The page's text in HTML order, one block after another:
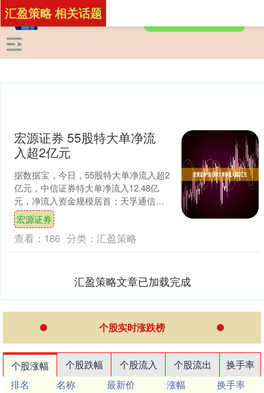
汇盈策略 相关话题
宏源证券 55股特大单净流
入超2亿元
据数据宝，今日，55股特大单净流入超2
亿元，中信证券特大单净流入12.48亿
元，净流入资金规模居首；天孚通信特
大单净流入资金12.08亿元，位列第二；
净流入资金....
宏源证券
查看： 186 分类： 汇盈策略
汇盈策略文章已加载完成
个股实时涨跌榜
个股涨幅 个股跌幅 个股流入 个股流出
换手率
排名
名称 最新价 涨幅
换手率